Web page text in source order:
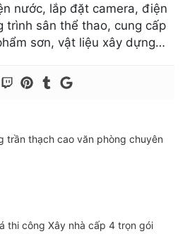
nước, lắp đặt camera, điện
trình sân thể thao, cung cấp
sơn, vật liệu xây dựng…
trần thạch cao văn phòng chuyên
thi công Xây nhà cấp 4 trọn gói